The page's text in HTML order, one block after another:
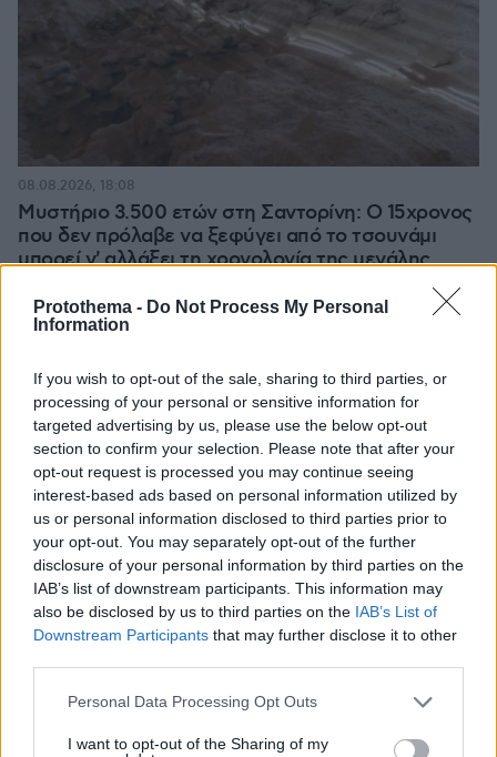
Protothema - Do Not Process My Personal
Information
If you wish to opt-out of the sale, sharing to third parties, or
processing of your personal or sensitive information for
targeted advertising by us, please use the below opt-out
section to confirm your selection. Please note that after your
opt-out request is processed you may continue seeing
interest-based ads based on personal information utilized by
us or personal information disclosed to third parties prior to
your opt-out. You may separately opt-out of the further
disclosure of your personal information by third parties on the
IAB’s list of downstream participants. This information may
also be disclosed by us to third parties on the IAB’s List of
Downstream Participants that may further disclose it to other
Please note that this website/app uses one or more Google
not limited to your visit or usage behaviour. You may click to
Personal Data Processing Opt Outs
I want to opt-out of the Sharing of my
Μυστήριο 3.500 ετών στη Σαντορίνη: Ο 15χρονος
που δεν πρόλαβε να ξεφύγει από το τσουνάμι
μπορεί ν' αλλάξει τη χρονολογία της μεγάλης
08.08.2026, 18:08